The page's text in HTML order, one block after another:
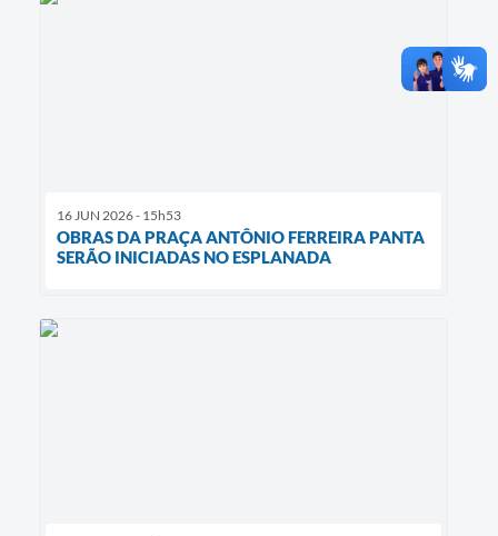
16 JUN 2026 - 15h53
OBRAS DA PRAÇA ANTÔNIO FERREIRA PANTA
SERÃO INICIADAS NO ESPLANADA